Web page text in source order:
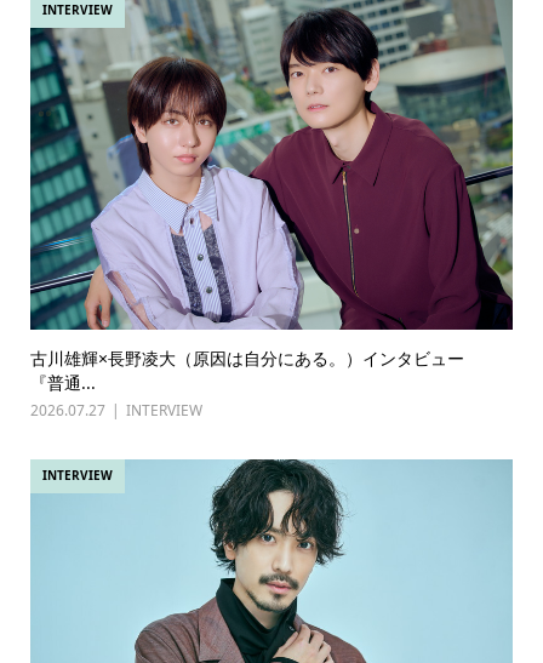
INTERVIEW
古川雄輝×長野凌大（原因は自分にある。）インタビュー
『普通...
2026.07.27 INTERVIEW
INTERVIEW